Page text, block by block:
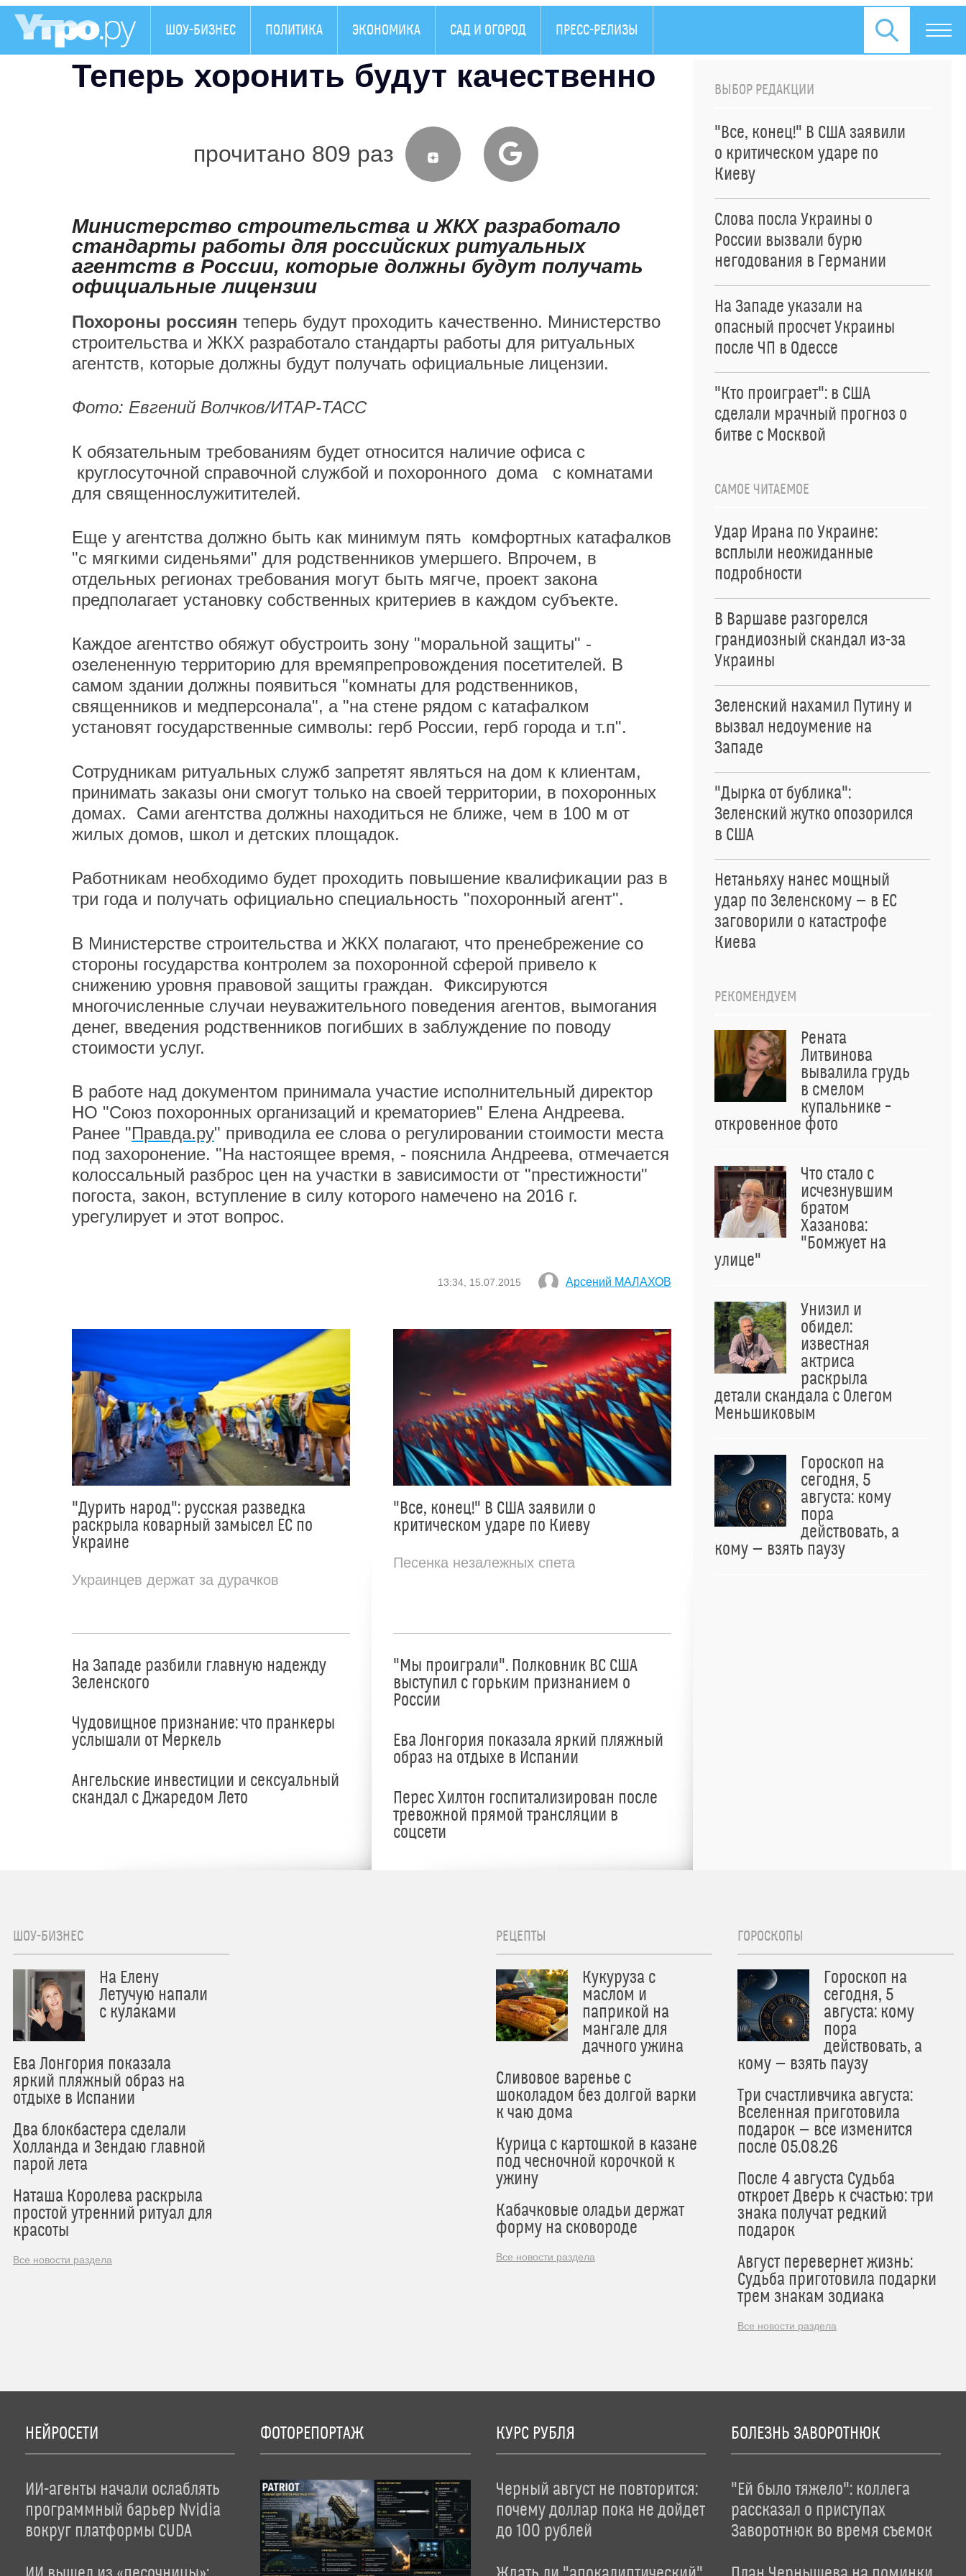
ШОУ-БИЗНЕС ПОЛИТИКА ЭКОНОМИКА САД И ОГОРОД ПРЕСС-РЕЛИЗЫ
Теперь хоронить будут качественно
прочитано 809 раз
Министерство строительства и ЖКХ разработало
стандарты работы для российских ритуальных
агентств в России, которые должны будут получать
официальные лицензии
Похороны россиян теперь будут проходить качественно. Министерство
строительства и ЖКХ разработало стандарты работы для ритуальных
агентств, которые должны будут получать официальные лицензии.
Фото: Евгений Волчков/ИТАР-ТАСС
К обязательным требованиям будет относится наличие офиса с
круглосуточной справочной службой и похоронного дома с комнатами
для священнослужитителей.
Еще у агентства должно быть как минимум пять комфортных катафалков
"с мягкими сиденьями" для родственников умершего. Впрочем, в
отдельных регионах требования могут быть мягче, проект закона
предполагает установку собственных критериев в каждом субъекте.
Каждое агентство обяжут обустроить зону "моральной защиты" -
озелененную территорию для времяпрепровождения посетителей. В
самом здании должны появиться "комнаты для родственников,
священников и медперсонала", а "на стене рядом с катафалком
установят государственные символы: герб России, герб города и т.п".
Сотрудникам ритуальных служб запретят являться на дом к клиентам,
принимать заказы они смогут только на своей территории, в похоронных
домах. Сами агентства должны находиться не ближе, чем в 100 м от
жилых домов, школ и детских площадок.
Работникам необходимо будет проходить повышение квалификации раз в
три года и получать официально специальность "похоронный агент".
В Министерстве строительства и ЖКХ полагают, что пренебрежение со
стороны государства контролем за похоронной сферой привело к
снижению уровня правовой защиты граждан. Фиксируются
многочисленные случаи неуважительного поведения агентов, вымогания
денег, введения родственников погибших в заблуждение по поводу
стоимости услуг.
В работе над документом принимала участие исполнительный директор
НО "Союз похоронных организаций и крематориев" Елена Андреева.
Ранее "Правда.ру" приводила ее слова о регулировании стоимости места
под захоронение. "На настоящее время, - пояснила Андреева, отмечается
колоссальный разброс цен на участки в зависимости от "престижности"
погоста, закон, вступление в силу которого намечено на 2016 г.
урегулирует и этот вопрос.
13:34, 15.07.2015 Арсений МАЛАХОВ
"Дурить народ": русская разведка
раскрыла коварный замысел ЕС по
Украине
Украинцев держат за дурачков
На Западе разбили главную надежду
Зеленского
Чудовищное признание: что пранкеры
услышали от Меркель
Ангельские инвестиции и сексуальный
скандал с Джаредом Лето
"Все, конец!" В США заявили о
критическом ударе по Киеву
Песенка незалежных спета
"Мы проиграли". Полковник ВС США
выступил с горьким признанием о
России
Ева Лонгория показала яркий пляжный
образ на отдыхе в Испании
Перес Хилтон госпитализирован после
тревожной прямой трансляции в
соцсети
ВЫБОР РЕДАКЦИИ
"Все, конец!" В США заявили
о критическом ударе по
Киеву
Слова посла Украины о
России вызвали бурю
негодования в Германии
На Западе указали на
опасный просчет Украины
после ЧП в Одессе
"Кто проиграет": в США
сделали мрачный прогноз о
битве с Москвой
САМОЕ ЧИТАЕМОЕ
Удар Ирана по Украине:
всплыли неожиданные
подробности
В Варшаве разгорелся
грандиозный скандал из-за
Украины
Зеленский нахамил Путину и
вызвал недоумение на
Западе
"Дырка от бублика":
Зеленский жутко опозорился
в США
Нетаньяху нанес мощный
удар по Зеленскому — в ЕС
заговорили о катастрофе
Киева
РЕКОМЕНДУЕМ
Рената
Литвинова
вывалила грудь
в смелом
купальнике –
откровенное фото
Что стало с
исчезнувшим
братом
Хазанова:
"Бомжует на
улице"
Унизил и
обидел:
известная
актриса
раскрыла
детали скандала с Олегом
Меньшиковым
Гороскоп на
сегодня, 5
августа: кому
пора
действовать, а
кому — взять паузу
ШОУ-БИЗНЕС
На Елену
Летучую напали
с кулаками
Ева Лонгория показала
яркий пляжный образ на
отдыхе в Испании
Два блокбастера сделали
Холланда и Зендаю главной
парой лета
Наташа Королева раскрыла
простой утренний ритуал для
красоты
Все новости раздела
РЕЦЕПТЫ
Кукуруза с
маслом и
паприкой на
мангале для
дачного ужина
Сливовое варенье с
шоколадом без долгой варки
к чаю дома
Курица с картошкой в казане
под чесночной корочкой к
ужину
Кабачковые оладьи держат
форму на сковороде
Все новости раздела
ГОРОСКОПЫ
Гороскоп на
сегодня, 5
августа: кому
пора
действовать, а
кому — взять паузу
Три счастливчика августа:
Вселенная приготовила
подарок — все изменится
после 05.08.26
После 4 августа Судьба
откроет Дверь к счастью: три
знака получат редкий
подарок
Август перевернет жизнь:
Судьба приготовила подарки
трем знакам зодиака
Все новости раздела
НЕЙРОСЕТИ
ИИ-агенты начали ослаблять
программный барьер Nvidia
вокруг платформы CUDA
ФОТОРЕПОРТАЖ КУРС РУБЛЯ
Черный август не повторится:
почему доллар пока не дойдет
до 100 рублей
БОЛЕЗНЬ ЗАВОРОТНЮК
"Ей было тяжело": коллега
рассказал о приступах
Заворотнюк во время съемок